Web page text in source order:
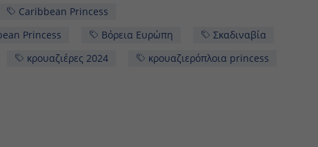
Σκαδιναβία κρουαζιέρες Princess
κρουαζιερόπλοια princess princess cruises 2024